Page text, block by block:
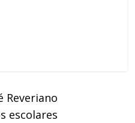
Reveriano
escolares